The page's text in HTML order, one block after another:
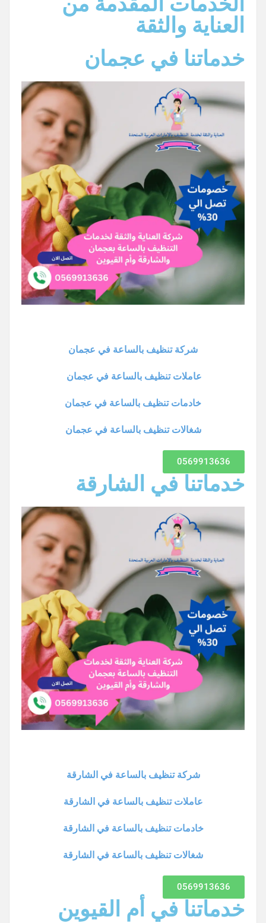
العناية والثقة
خدماتنا في عجمان
شركة تنظيف بالساعة في عجمان
عاملات تنظيف بالساعة في عجمان
خادمات تنظيف بالساعة في عجمان
شغالات تنظيف بالساعة في عجمان
0569913636
خدماتنا في الشارقة
شركة تنظيف بالساعة في الشارقة
عاملات تنظيف بالساعة في الشارقة
خادمات تنظيف بالساعة في الشارقة
شغالات تنظيف بالساعة في الشارقة
0569913636
خدماتنا في أم القيوين